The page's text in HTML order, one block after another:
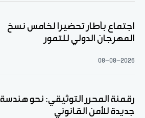
اجتماع بأطار تحضيرا لخامس نسخ
المهرجان الدولي للتمور
08-08-2026
رقمنة المحرر التوثيقي: نحو هندسة
جديدة للأمن القانوني